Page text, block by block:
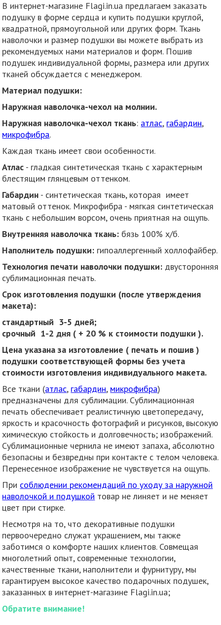
В интернет-магазине Flagi.in.ua предлагаем заказать
подушку в форме сердца и купить подушки круглой,
квадратной, прямоугольной или других форм. Ткань
наволочки и размер подушки вы можете выбрать из
рекомендуемых нами материалов и форм. Пошив
подушек индивидуальной формы, размера или других
тканей обсуждается с менеджером.
Материал подушки:
Наружная наволочка-чехол на молнии.
Наружная наволочка-чехол ткань: атлас, габардин,
микрофибра.
Каждая ткань имеет свои особенности.
Атлас - гладкая синтетическая ткань с характерным
блестящим глянцевым оттенком.
Габардин - синтетическая ткань, которая имеет
матовый оттенок. Микрофибра - мягкая синтетическая
ткань с небольшим ворсом, очень приятная на ощупь.
Внутренняя наволочка ткань: бязь 100% х/б.
Наполнитель подушки: гипоаллергенный холлофайбер.
Технология печати наволочки подушки: двусторонняя
сублимационная печать.
Срок изготовления подушки (после утверждения
макета):
стандартный 3-5 дней;
срочный 1-2 дня ( + 20 % к стоимости подушки ).
Цена указана за изготовление ( печать и пошив )
подушки соответствующей формы без учета
стоимости изготовления индивидуального макета.
Все ткани (атлас, габардин, микрофибра)
предназначены для сублимации. Сублимационная
печать обеспечивает реалистичную цветопередачу,
яркость и красочность фотографий и рисунков, высокую
химическую стойкость и долговечность; изображений.
Сублимационные чернила не имеют запаха, абсолютно
безопасны и безвредны при контакте с телом человека.
Перенесенное изображение не чувствуется на ощупь.
При соблюдении рекомендаций по уходу за наружной
наволочкой и подушкой товар не линяет и не меняет
цвет при стирке.
Несмотря на то, что декоративные подушки
первоочередно служат украшением, мы также
заботимся о комфорте наших клиентов. Совмещая
многолетний опыт, современные технологии,
качественные ткани, наполнители и фурнитуру, мы
гарантируем высокое качество подарочных подушек,
заказанных в интернет-магазине Flagi.in.ua;
Обратите внимание!